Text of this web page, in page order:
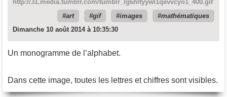
http://31.media.tumblr.com/tumblr_lg6hlfyywl1qevvcyo1_400.gif
art
gif images
mathématiques
Dimanche 10 août 2014 à 10:35:30
Un monogramme de l’alphabet.
Dans cette image, toutes les lettres et chiffres sont visibles.